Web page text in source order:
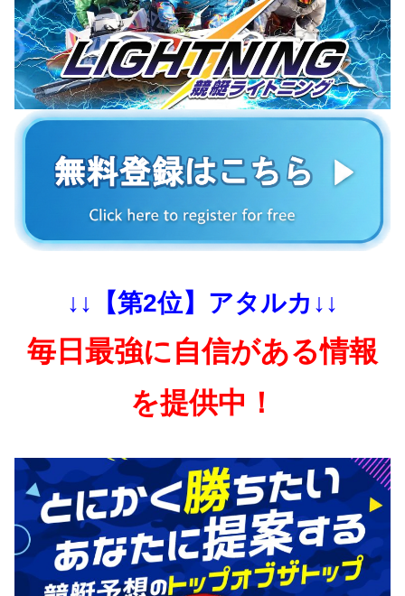
↓↓【第2位】アタルカ↓↓
毎日最強に自信がある情報
を提供中！